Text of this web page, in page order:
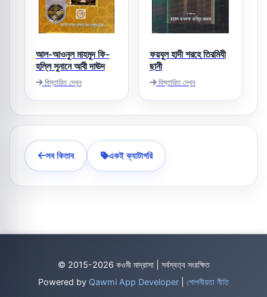
আল-আওনুল মাহমুদ ফি-
হল্লি সুনানে আবী দাঊদ
বিস্তারিত দেখুন
ফয়যুল হাদী শরহে তিরমিযী
ছানী
বিস্তারিত দেখুন
সব কিতাব একই ক্যাটাগরি
© 2015-2026 কওমী মাদ্রাসা | সর্বস্বত্ব সংরক্ষিত
Powered by Qawmi App Developer গোপনীয়তা নীতি